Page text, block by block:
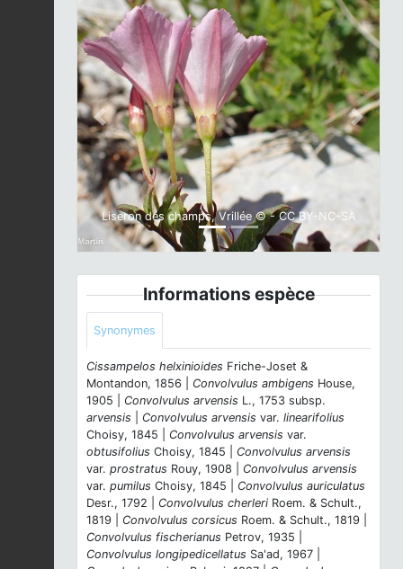
Liseron des champs, Vrillée © - CC BY-NC-SA
Previous Next
Informations espèce
Synonymes
Cissampelos helxinioides Friche-Joset &
Montandon, 1856 | Convolvulus ambigens House,
1905 | Convolvulus arvensis L., 1753 subsp.
arvensis
Convolvulus arvensis var. linearifolius
Choisy, 1845 | Convolvulus arvensis var.
obtusifolius Choisy, 1845 | Convolvulus arvensis
var. prostratus Rouy, 1908 | Convolvulus arvensis
var. pumilus Choisy, 1845 | Convolvulus auriculatus
Desr., 1792 | Convolvulus cherleri Roem. & Schult.,
1819 | Convolvulus corsicus Roem. & Schult., 1819 |
Convolvulus fischerianus Petrov, 1935 |
Convolvulus longipedicellatus Sa'ad, 1967 |